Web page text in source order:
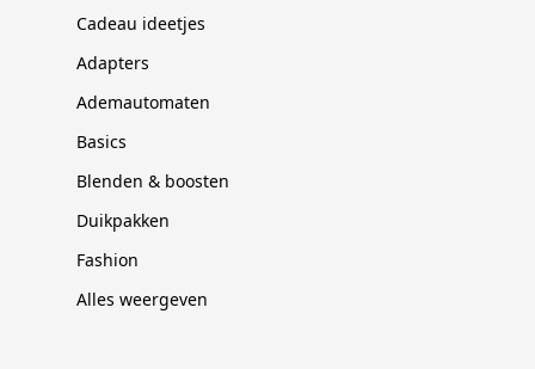
Cadeau ideetjes
Adapters
Ademautomaten
Basics
Blenden & boosten
Duikpakken
Fashion
Alles weergeven